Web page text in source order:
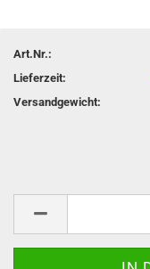
Art.Nr.:
Lieferzeit:
Versandgewicht: